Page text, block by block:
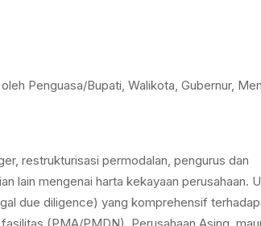
Penguasa/Bupati, Walikota, Gubernur,
restrukturisasi permodalan, pengurus dan
lain mengenai harta kekayaan perusahaan.
due diligence) yang komprehensif terhadap